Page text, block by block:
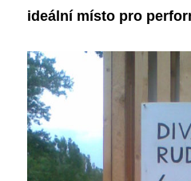
ideální místo pro